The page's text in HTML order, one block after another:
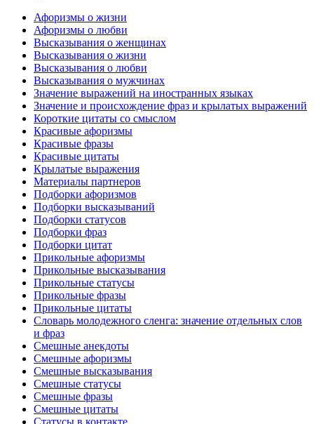
Афоризмы о жизни
Афоризмы о любви
Высказывания о женщинах
Высказывания о жизни
Высказывания о любви
Высказывания о мужчинах
Значение выражений на иностранных языках
Значение и происхождение фраз и крылатых выражений
Короткие цитаты со смыслом
Красивые афоризмы
Красивые фразы
Красивые цитаты
Крылатые выражения
Материалы партнеров
Подборки афоризмов
Подборки высказываний
Подборки статусов
Подборки фраз
Подборки цитат
Прикольные афоризмы
Прикольные высказывания
Прикольные статусы
Прикольные фразы
Прикольные цитаты
Словарь молодежного сленга: значение отдельных слов
и фраз
Смешные анекдоты
Смешные афоризмы
Смешные высказывания
Смешные статусы
Смешные фразы
Смешные цитаты
Статусы в контакте